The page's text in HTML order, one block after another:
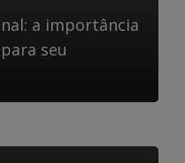
a importância
seu